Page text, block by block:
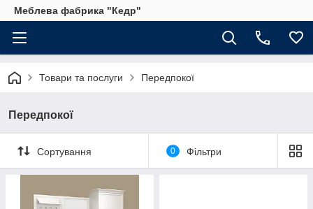
Меблева фабрика "Кедр"
Товари та послуги Передпокої
Передпокої
Сортування 0 Фільтри